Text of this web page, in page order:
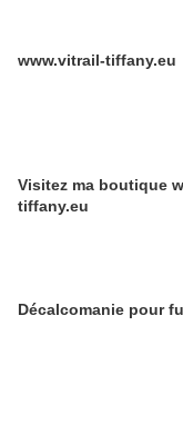
www.vitrail-tiffany.eu
Visitez ma boutique www.vitrail-
tiffany.eu
Décalcomanie pour